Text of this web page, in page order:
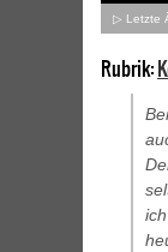
▷ Letzte
Rubrik: